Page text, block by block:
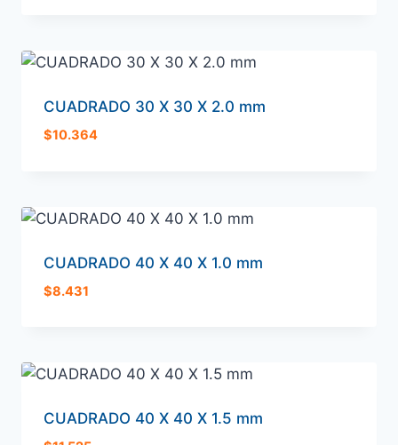
CUADRADO 30 X 30 X 2.0 mm
$10.364
CUADRADO 40 X 40 X 1.0 mm
$8.431
CUADRADO 40 X 40 X 1.5 mm